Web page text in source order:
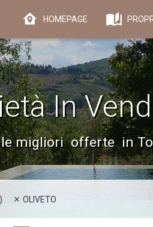
HOMEPAGE
OLIVETO
In
migliori offerte in